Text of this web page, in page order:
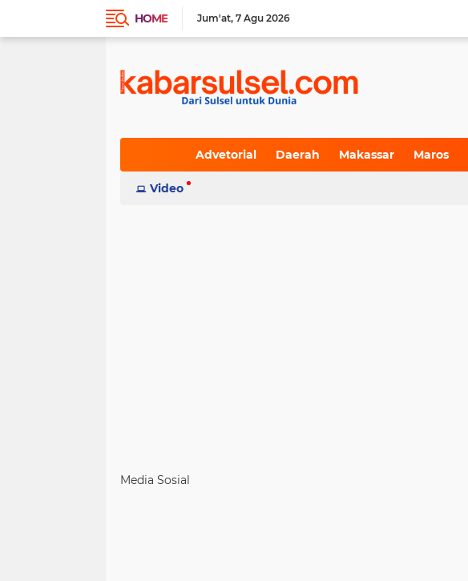
HOME Jum'at 7 Agu 2026
Indeks
Advetorial Daerah Makassar Maros
Video
Media Sosial